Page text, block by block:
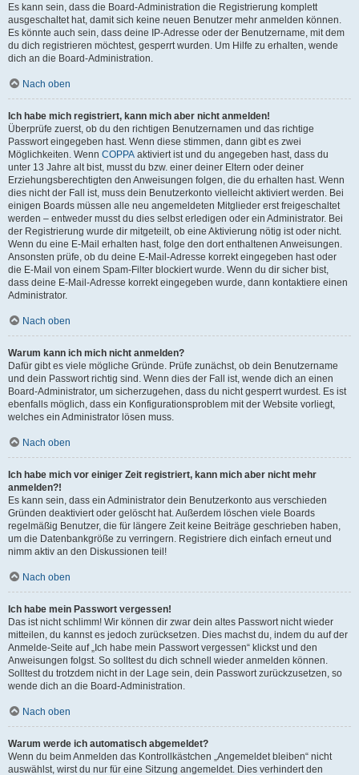
Es kann sein, dass die Board-Administration die Registrierung komplett
ausgeschaltet hat, damit sich keine neuen Benutzer mehr anmelden können.
Es könnte auch sein, dass deine IP-Adresse oder der Benutzername, mit dem
du dich registrieren möchtest, gesperrt wurden. Um Hilfe zu erhalten, wende
dich an die Board-Administration.
Nach oben
Ich habe mich registriert, kann mich aber nicht anmelden!
Überprüfe zuerst, ob du den richtigen Benutzernamen und das richtige
Passwort eingegeben hast. Wenn diese stimmen, dann gibt es zwei
Möglichkeiten. Wenn COPPA aktiviert ist und du angegeben hast, dass du
unter 13 Jahre alt bist, musst du bzw. einer deiner Eltern oder deiner
Erziehungsberechtigten den Anweisungen folgen, die du erhalten hast. Wenn
dies nicht der Fall ist, muss dein Benutzerkonto vielleicht aktiviert werden. Bei
einigen Boards müssen alle neu angemeldeten Mitglieder erst freigeschaltet
werden – entweder musst du dies selbst erledigen oder ein Administrator. Bei
der Registrierung wurde dir mitgeteilt, ob eine Aktivierung nötig ist oder nicht.
Wenn du eine E-Mail erhalten hast, folge den dort enthaltenen Anweisungen.
Ansonsten prüfe, ob du deine E-Mail-Adresse korrekt eingegeben hast oder
die E-Mail von einem Spam-Filter blockiert wurde. Wenn du dir sicher bist,
dass deine E-Mail-Adresse korrekt eingegeben wurde, dann kontaktiere einen
Administrator.
Nach oben
Warum kann ich mich nicht anmelden?
Dafür gibt es viele mögliche Gründe. Prüfe zunächst, ob dein Benutzername
und dein Passwort richtig sind. Wenn dies der Fall ist, wende dich an einen
Board-Administrator, um sicherzugehen, dass du nicht gesperrt wurdest. Es ist
ebenfalls möglich, dass ein Konfigurationsproblem mit der Website vorliegt,
welches ein Administrator lösen muss.
Nach oben
Ich habe mich vor einiger Zeit registriert, kann mich aber nicht mehr
anmelden?!
Es kann sein, dass ein Administrator dein Benutzerkonto aus verschieden
Gründen deaktiviert oder gelöscht hat. Außerdem löschen viele Boards
regelmäßig Benutzer, die für längere Zeit keine Beiträge geschrieben haben,
um die Datenbankgröße zu verringern. Registriere dich einfach erneut und
nimm aktiv an den Diskussionen teil!
Nach oben
Ich habe mein Passwort vergessen!
Das ist nicht schlimm! Wir können dir zwar dein altes Passwort nicht wieder
mitteilen, du kannst es jedoch zurücksetzen. Dies machst du, indem du auf der
Anmelde-Seite auf „Ich habe mein Passwort vergessen“ klickst und den
Anweisungen folgst. So solltest du dich schnell wieder anmelden können.
Solltest du trotzdem nicht in der Lage sein, dein Passwort zurückzusetzen, so
wende dich an die Board-Administration.
Nach oben
Warum werde ich automatisch abgemeldet?
Wenn du beim Anmelden das Kontrollkästchen „Angemeldet bleiben“ nicht
auswählst, wirst du nur für eine Sitzung angemeldet. Dies verhindert den